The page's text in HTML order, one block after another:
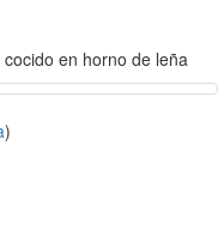
en horno de leña
)